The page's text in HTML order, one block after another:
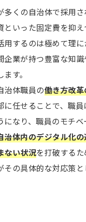
多くの自治体で採用
といった固定費を抑
用するのは極めて理に
企業が持つ豊富な知
ます。
治体職員の働き方改
に任せることで、職
になり、職員のモチベ
治体内のデジタル化
ない状況を打破する
その具体的な対応策と